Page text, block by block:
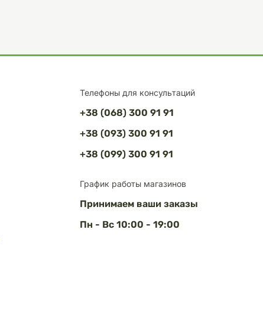
Телефоны для консультаций
+38 (068) 300 91 91
+38 (093) 300 91 91
+38 (099) 300 91 91
График работы магазинов
Принимаем ваши заказы
Пн - Вс 10:00 - 19:00